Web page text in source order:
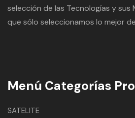
selección de las Tecnologías y sus
que sólo seleccionamos lo mejor
Menú Categorías
SATELITE